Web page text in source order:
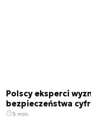
Polscy eksperci
bezpieczeństwa
3 min.